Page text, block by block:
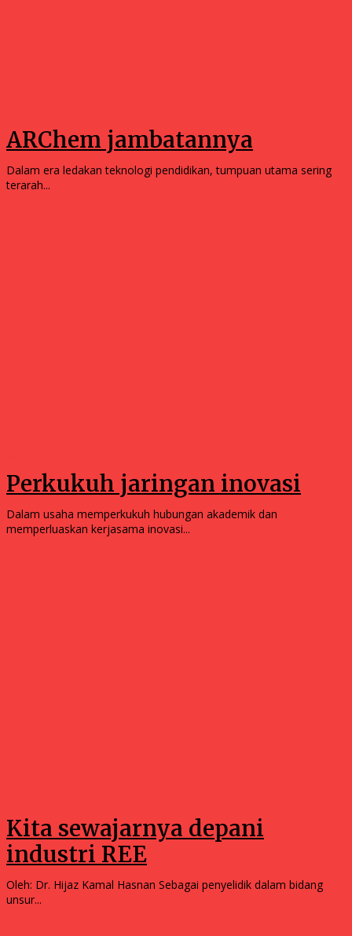
ARChem jambatannya
Dalam era ledakan teknologi pendidikan, tumpuan utama sering
terarah...
Perkukuh jaringan inovasi
Dalam usaha memperkukuh hubungan akademik dan
memperluaskan kerjasama inovasi...
Kita sewajarnya depani
industri REE
Oleh: Dr. Hijaz Kamal Hasnan Sebagai penyelidik dalam bidang
unsur...